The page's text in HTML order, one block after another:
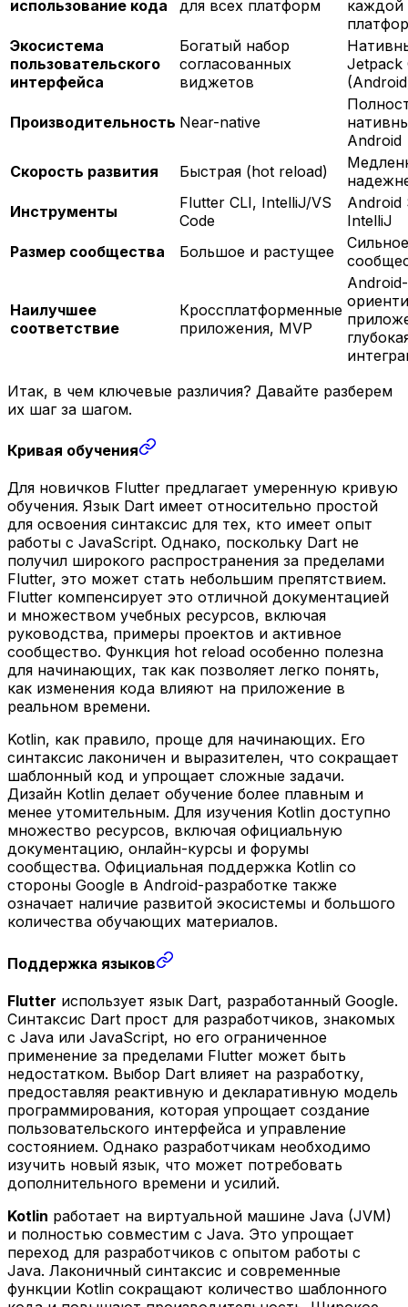
использование кода для всех платформ
каждой
Экосистема
пользовательского
интерфейса
Богатый набор
согласованных
виджетов
Jetpack
Производительность Near-native
Android
Скорость развития
Быстрая (hot reload)
Инструменты
Flutter CLI, IntelliJ/VS
Code
Android
IntelliJ
Размер сообщества
Большое и растущее
Наилучшее
соответствие
Кроссплатформенные
приложения, MVP
Android-
Итак, в чем ключевые различия? Давайте разберем
их шаг за шагом.
Кривая обучения
Для новичков Flutter предлагает умеренную кривую
обучения. Язык Dart имеет относительно простой
для освоения синтаксис для тех, кто имеет опыт
работы с JavaScript. Однако, поскольку Dart не
получил широкого распространения за пределами
Flutter, это может стать небольшим препятствием.
Flutter компенсирует это отличной документацией
и множеством учебных ресурсов, включая
руководства, примеры проектов и активное
сообщество. Функция hot reload особенно полезна
для начинающих, так как позволяет легко понять,
как изменения кода влияют на приложение в
реальном времени.
Kotlin, как правило, проще для начинающих. Его
синтаксис лаконичен и выразителен, что сокращает
шаблонный код и упрощает сложные задачи.
Дизайн Kotlin делает обучение более плавным и
менее утомительным. Для изучения Kotlin доступно
множество ресурсов, включая официальную
документацию, онлайн-курсы и форумы
сообщества. Официальная поддержка Kotlin со
стороны Google в Android-разработке также
означает наличие развитой экосистемы и большого
количества обучающих материалов.
Поддержка языков
Flutter использует язык Dart, разработанный Google.
Синтаксис Dart прост для разработчиков, знакомых
с Java или JavaScript, но его ограниченное
применение за пределами Flutter может быть
недостатком. Выбор Dart влияет на разработку,
предоставляя реактивную и декларативную модель
программирования, которая упрощает создание
пользовательского интерфейса и управление
состоянием. Однако разработчикам необходимо
изучить новый язык, что может потребовать
дополнительного времени и усилий.
Kotlin работает на виртуальной машине Java (JVM)
и полностью совместим с Java. Это упрощает
переход для разработчиков с опытом работы с
Java. Лаконичный синтаксис и современные
функции Kotlin сокращают количество шаблонного